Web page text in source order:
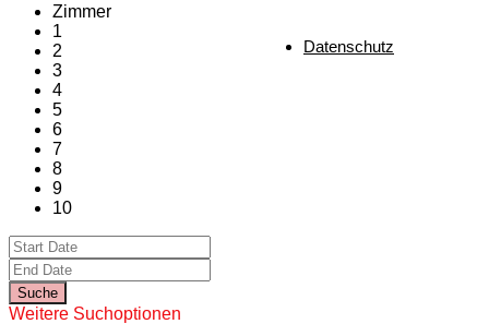
Datenschutz
Zimmer
1
2
3
4
5
6
7
8
9
10
Weitere Suchoptionen